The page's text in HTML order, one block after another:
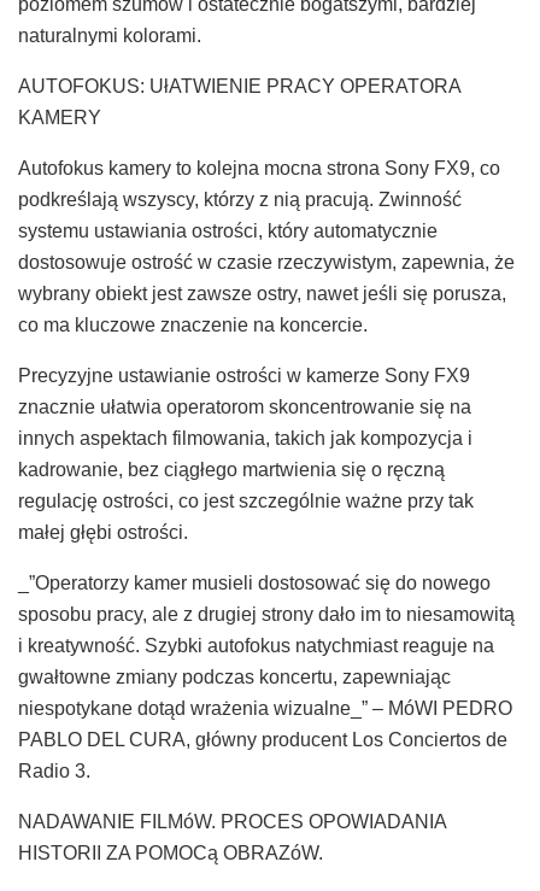
naturalnymi kolorami.
AUTOFOKUS: UłATWIENIE PRACY OPERATORA
KAMERY
Autofokus kamery to kolejna mocna strona Sony FX9, co
podkreślają wszyscy, którzy z nią pracują. Zwinność
systemu ustawiania ostrości, który automatycznie
dostosowuje ostrość w czasie rzeczywistym, zapewnia, że
wybrany obiekt jest zawsze ostry, nawet jeśli się porusza,
co ma kluczowe znaczenie na koncercie.
Precyzyjne ustawianie ostrości w kamerze Sony FX9
znacznie ułatwia operatorom skoncentrowanie się na
innych aspektach filmowania, takich jak kompozycja i
kadrowanie, bez ciągłego martwienia się o ręczną
regulację ostrości, co jest szczególnie ważne przy tak
małej głębi ostrości.
_”Operatorzy kamer musieli dostosować się do nowego
sposobu pracy, ale z drugiej strony dało im to niesamowitą
i kreatywność. Szybki autofokus natychmiast reaguje na
gwałtowne zmiany podczas koncertu, zapewniając
niespotykane dotąd wrażenia wizualne_” – MóWI PEDRO
PABLO DEL CURA, główny producent Los Conciertos de
Radio 3.
NADAWANIE FILMóW. PROCES OPOWIADANIA
HISTORII ZA POMOCą OBRAZóW.